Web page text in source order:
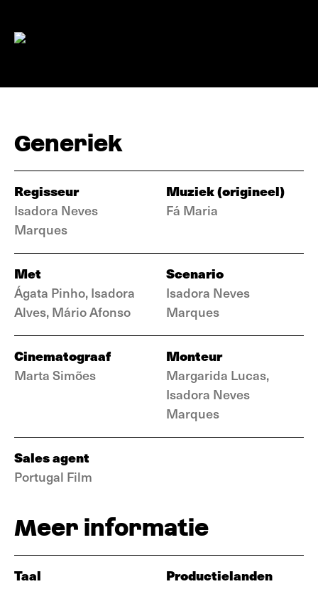
Generiek
Regisseur
Isadora Neves
Marques
Muziek (origineel)
Fá Maria
Met
Ágata Pinho, Isadora
Alves, Mário Afonso
Scenario
Isadora Neves
Marques
Cinematograaf
Marta Simões
Monteur
Margarida Lucas,
Isadora Neves
Marques
Sales agent
Portugal Film
Meer informatie
Taal Productielanden